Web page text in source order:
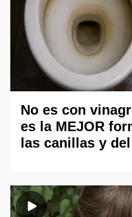
No es con
es la MEJOR
las canillas y